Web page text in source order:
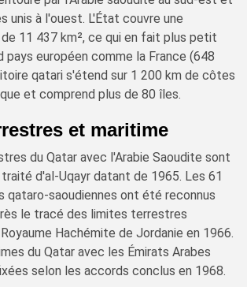
unis à l'ouest. L'État couvre une
11 437 km², ce qui en fait plus petit
pays européen comme la France (648
qatari s'étend sur 1 200 km de côtes
et comprend plus de 80 îles.
et maritime
du Qatar avec l'Arabie Saoudite sont
d'al-Uqayr datant de 1965. Les 61
qataro-saoudiennes ont été reconnus
le tracé des limites terrestres
Hachémite de Jordanie en 1966.
du Qatar avec les Émirats Arabes
selon les accords conclus en 1968.